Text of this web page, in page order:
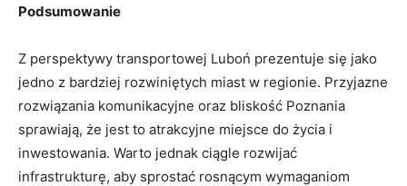
Podsumowanie
Z perspektywy transportowej Luboń prezentuje się jako
jedno z bardziej rozwiniętych miast w regionie. Przyjazne
rozwiązania komunikacyjne oraz bliskość Poznania
sprawiają, że jest to atrakcyjne miejsce do życia i
inwestowania. Warto jednak ciągle rozwijać
infrastrukturę, aby sprostać rosnącym wymaganiom